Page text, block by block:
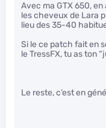
Avec ma GTX 650,
les cheveux de Lara
lieu des 35-40
Si le ce patch fait en
le TressFX, tu as ton
Le reste, c’est en